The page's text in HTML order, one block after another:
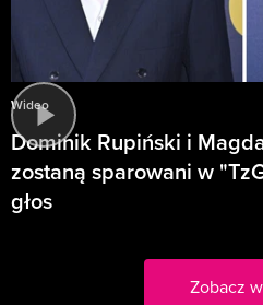
Wideo
Dominik Rupiński i
zostaną sparowani w
głos
Zobacz